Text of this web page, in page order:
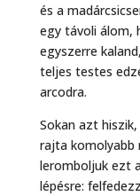
és a
egy távoli álom,
egyszerre
teljes testes
arcodra.
Sokan azt
rajta komolyabb
leromboljuk ezt
lépésre: